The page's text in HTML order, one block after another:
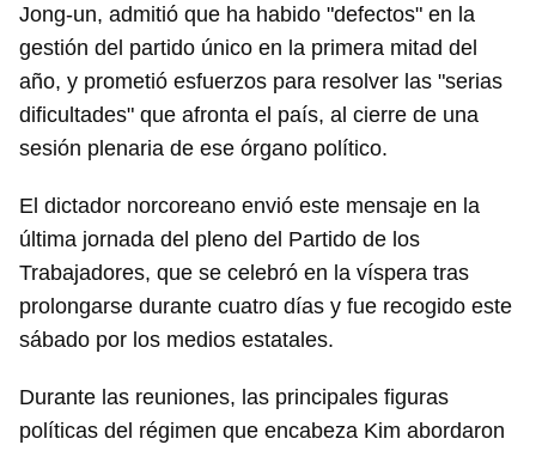
Jong-un, admitió que ha habido "defectos" en la
gestión del partido único en la primera mitad del
año, y prometió esfuerzos para resolver las "serias
dificultades" que afronta el país, al cierre de una
sesión plenaria de ese órgano político.
El dictador norcoreano envió este mensaje en la
última jornada del pleno del Partido de los
Trabajadores, que se celebró en la víspera tras
prolongarse durante cuatro días y fue recogido este
sábado por los medios estatales.
Durante las reuniones, las principales figuras
políticas del régimen que encabeza Kim abordaron